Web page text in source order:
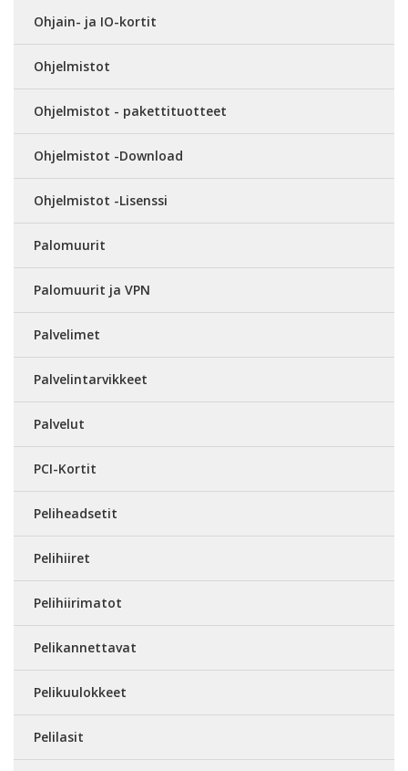
Ohjain- ja IO-kortit
Ohjelmistot
Ohjelmistot - pakettituotteet
Ohjelmistot -Download
Ohjelmistot -Lisenssi
Palomuurit
Palomuurit ja VPN
Palvelimet
Palvelintarvikkeet
Palvelut
PCI-Kortit
Peliheadsetit
Pelihiiret
Pelihiirimatot
Pelikannettavat
Pelikuulokkeet
Pelilasit